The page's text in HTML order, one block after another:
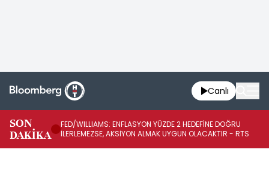
Canlı
SON
DAKİKA
FED/WILLIAMS: ENFLASYON YÜZDE 2 HEDEFİNE DOĞRU
İLERLEMEZSE, AKSİYON ALMAK UYGUN OLACAKTIR - RTS